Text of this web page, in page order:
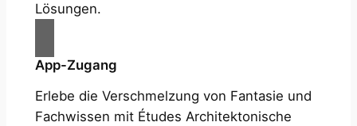
Lösungen.
App-Zugang
Erlebe die Verschmelzung von Fantasie und
Fachwissen mit Études Architektonische